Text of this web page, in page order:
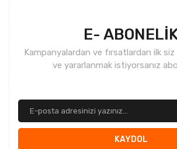
E-
Kampanyalardan ve fırsatlardan ilk
ve yararlanmak istiyorsanız
KAYDOL